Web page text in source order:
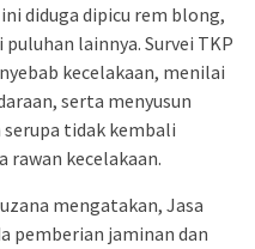
diduga dipicu rem blong,
lainnya. Survei TKP
kecelakaan, menilai
serta menyusun
tidak kembali
rawan kecelakaan.
mengatakan, Jasa
pemberian jaminan dan